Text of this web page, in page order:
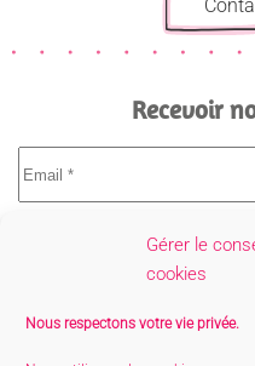
Gérer le
cookies
Nous respectons votre vie privée.
Recevoir